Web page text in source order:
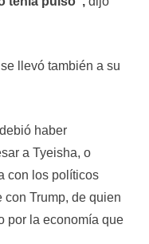
llevó también a su
haber
a Tyeisha, o
con los políticos
Trump, de quien
por la economía que